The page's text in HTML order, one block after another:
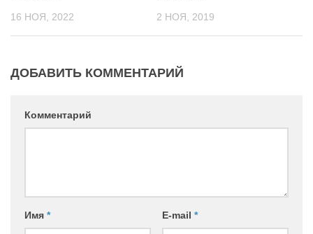
16 НОЯ, 2022 2 НОЯ, 2019
ДОБАВИТЬ КОММЕНТАРИЙ
Комментарий
Имя * E-mail *